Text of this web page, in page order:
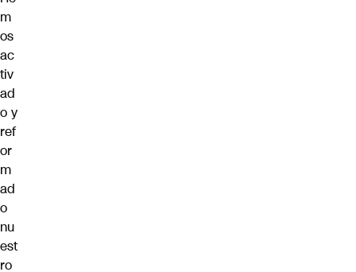
m
os
ac
tiv
ad
o y
ref
or
m
ad
o
nu
est
ro